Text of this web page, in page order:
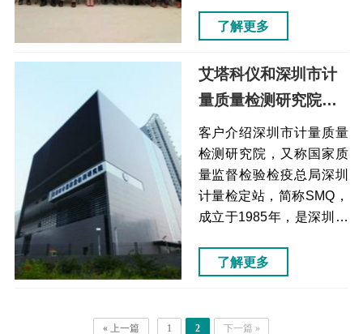
压清洗，减少样品交...
品、饲预混料、饲添加剂
(动物保健品)等。河北象
大合众生物科技有限公司
痛点解决方案效果操作仪
器时有噪音采用新型光电
转换与放大电路有效降低
了噪声检测结果的准确性
不能保证检测器采用具有
24位AD转换和信号采样频
率80hz/s高速数据采集器
移、超高灵敏度...
了解更多
艾塔科仪和深圳市计
量质量检测研究院同
为百姓谋福祉而奋斗
不止（液相色谱仪）
客户介绍深圳市计量质量
检测研究院，又称国家质
量监督检验检疫总局深圳
计量检定站，简称SMQ，
成立于1985年，是深圳市
检定和产品质量检验机
构。深圳市计量质量检测
一般液相色谱仪的进样器
了解更多
« 上一篇 1 2 下一篇 »